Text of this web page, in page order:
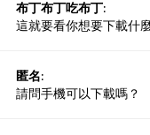
布丁布丁吃布丁:
這就要看你想要下載什麼
匿名:
請問手機可以下載嗎？